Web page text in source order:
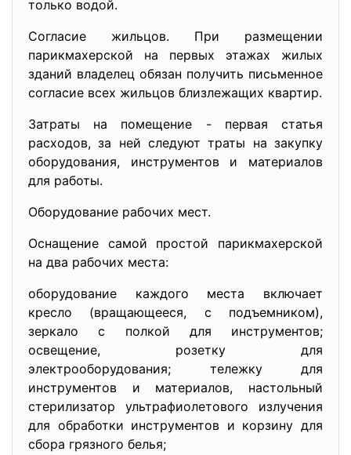
только водой.
Согласие жильцов. При размещении
парикмахерской на первых этажах жилых
зданий владелец обязан получить письменное
согласие всех жильцов близлежащих квартир.
Затраты на помещение - первая статья
расходов, за ней следуют траты на закупку
оборудования, инструментов и материалов
для работы.
Оборудование рабочих мест.
Оснащение самой простой парикмахерской
на два рабочих места:
оборудование каждого места включает
кресло (вращающееся, с подъемником),
зеркало с полкой для инструментов;
освещение, розетку для
электрооборудования; тележку для
инструментов и материалов, настольный
стерилизатор ультрафиолетового излучения
для обработки инструментов и корзину для
сбора грязного белья;